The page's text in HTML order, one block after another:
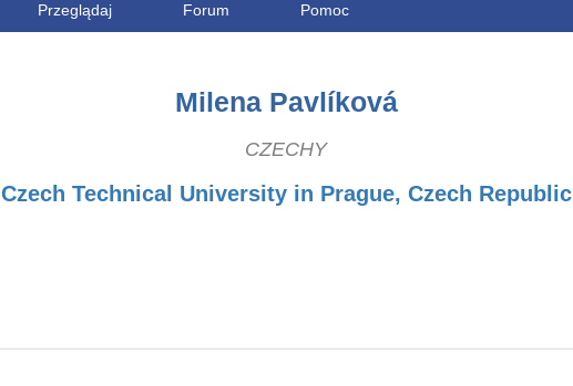
Przeglądaj Forum Pomoc
Milena Pavlíková
CZECHY
Czech Technical University in Prague, Czech Republic